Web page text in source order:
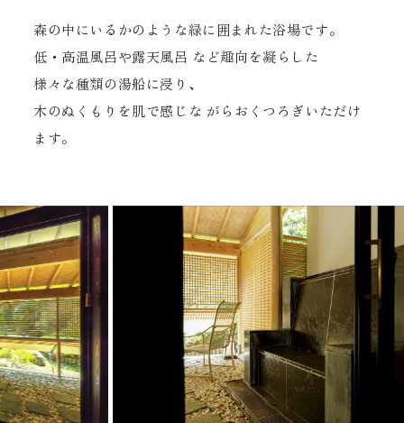
森の中にいるかのような緑に囲まれた浴場です。
低・高温風呂や露天風呂 など趣向を凝らした
様々な種類の湯船に浸り、
木のぬくもりを肌で感じな がらおくつろぎいただけ
ます。